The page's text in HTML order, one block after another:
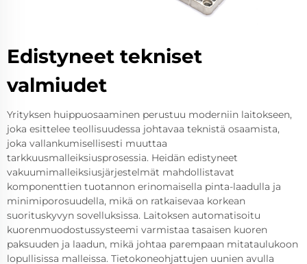
Edistyneet tekniset
valmiudet
Yrityksen huippuosaaminen perustuu moderniin laitokseen,
joka esittelee teollisuudessa johtavaa teknistä osaamista,
joka vallankumisellisesti muuttaa
tarkkuusmalleiksiusprosessia. Heidän edistyneet
vakuumimalleiksiusjärjestelmät mahdollistavat
komponenttien tuotannon erinomaisella pinta-laadulla ja
minimiporosuudella, mikä on ratkaisevaa korkean
suorituskyvyn sovelluksissa. Laitoksen automatisoitu
kuorenmuodostussysteemi varmistaa tasaisen kuoren
paksuuden ja laadun, mikä johtaa parempaan mitataulukoon
lopullisissa malleissa. Tietokoneohjattujen uunien avulla